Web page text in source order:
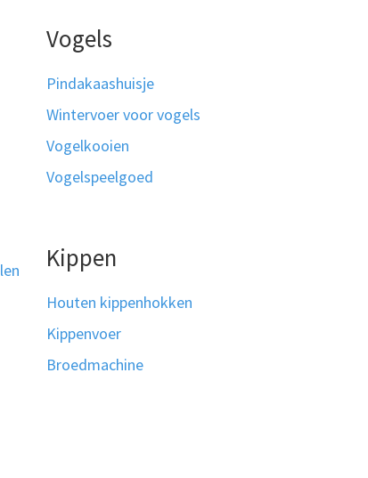
Vogels
Pindakaashuisje
Wintervoer voor vogels
Vogelkooien
Vogelspeelgoed
Kippen
Houten kippenhokken
Kippenvoer
Broedmachine